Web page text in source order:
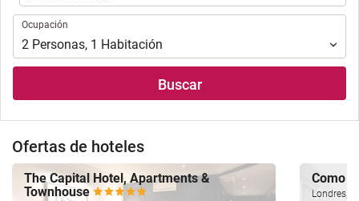
Ocupación
Ocupación
2 Personas, 1 Habitación
Buscar
Ofertas de hoteles
The Capital Hotel, Apartments &
Townhouse
Como
Londres,